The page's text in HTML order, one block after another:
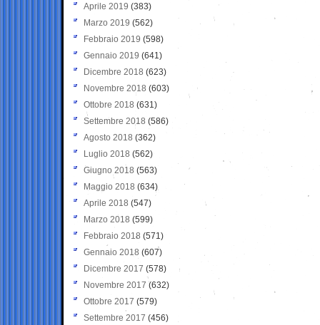
Aprile 2019 (383)
Marzo 2019 (562)
Febbraio 2019 (598)
Gennaio 2019 (641)
Dicembre 2018 (623)
Novembre 2018 (603)
Ottobre 2018 (631)
Settembre 2018 (586)
Agosto 2018 (362)
Luglio 2018 (562)
Giugno 2018 (563)
Maggio 2018 (634)
Aprile 2018 (547)
Marzo 2018 (599)
Febbraio 2018 (571)
Gennaio 2018 (607)
Dicembre 2017 (578)
Novembre 2017 (632)
Ottobre 2017 (579)
Settembre 2017 (456)